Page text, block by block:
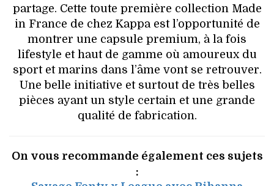
partage. Cette toute première collection Made
in France de chez Kappa est l’opportunité de
montrer une capsule premium, à la fois
lifestyle et haut de gamme où amoureux du
sport et marins dans l’âme vont se retrouver.
Une belle initiative et surtout de très belles
pièces ayant un style certain et une grande
qualité de fabrication.
On vous recommande également ces sujets
: